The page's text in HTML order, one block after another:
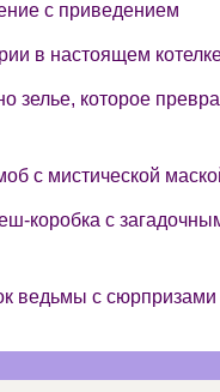
с приведением
в настоящем
зелье, которое
с мистической
коробка с
ведьмы с сюрпризами